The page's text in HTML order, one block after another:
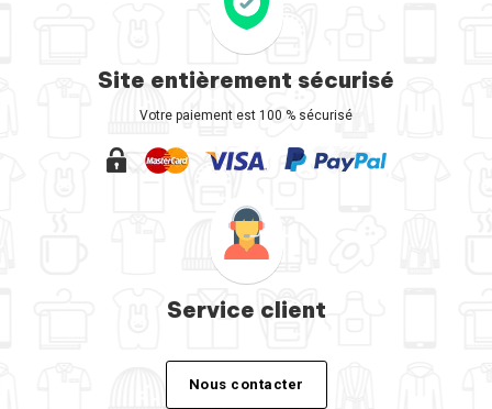
Site entièrement sécurisé
Votre paiement est 100 % sécurisé
Service client
Nous contacter